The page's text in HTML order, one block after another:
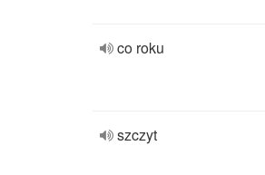
co roku
szczyt